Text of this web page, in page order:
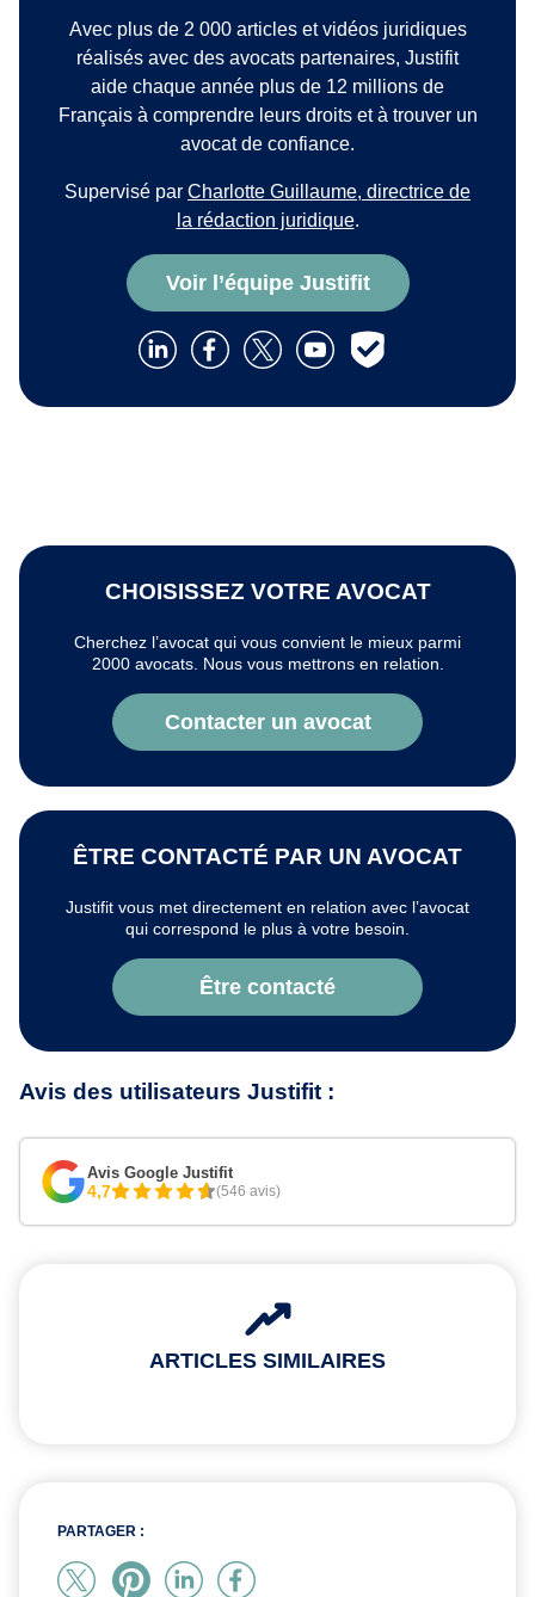
Avec plus de 2 000 articles et vidéos juridiques
réalisés avec des avocats partenaires, Justifit
aide chaque année plus de 12 millions de
Français à comprendre leurs droits et à trouver un
avocat de confiance.
Supervisé par Charlotte Guillaume, directrice de
la rédaction juridique.
Voir l’équipe Justifit
CHOISISSEZ VOTRE AVOCAT
Cherchez l’avocat qui vous convient le mieux parmi
2000 avocats. Nous vous mettrons en relation.
Contacter un avocat
ÊTRE CONTACTÉ PAR UN AVOCAT
Justifit vous met directement en relation avec l’avocat
qui correspond le plus à votre besoin.
Être contacté
Avis des utilisateurs Justifit :
Avis Google Justifit
4,7 (546 avis)
ARTICLES SIMILAIRES
PARTAGER :